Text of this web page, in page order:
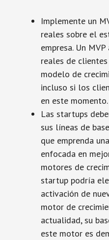
Implemente un
reales sobre el
empresa. Un
reales de
modelo de
incluso si los
en este momento.
Las startups
sus líneas de
que emprenda
enfocada en
motores de
startup podría
activación de
motor de
actualidad, su
este motor es